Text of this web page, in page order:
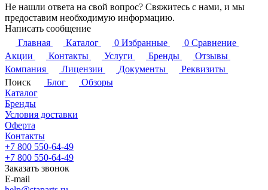
Не нашли ответа на свой вопрос? Свяжитесь с нами, и мы
предоставим необходимую информацию.
Написать сообщение
Главная
Каталог 0 Избранные 0 Сравнение
Акции
Контакты Услуги Бренды
Отзывы
Компания
Лицензии Документы
Реквизиты
Поиск
Блог
Обзоры
Каталог
Бренды
Условия доставки
Оферта
Контакты
+7 800 550-64-49
+7 800 550-64-49
Заказать звонок
E-mail